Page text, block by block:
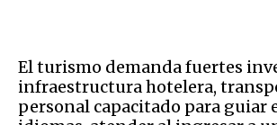
El turismo demanda fuertes
infraestructura hotelera,
personal capacitado para guiar